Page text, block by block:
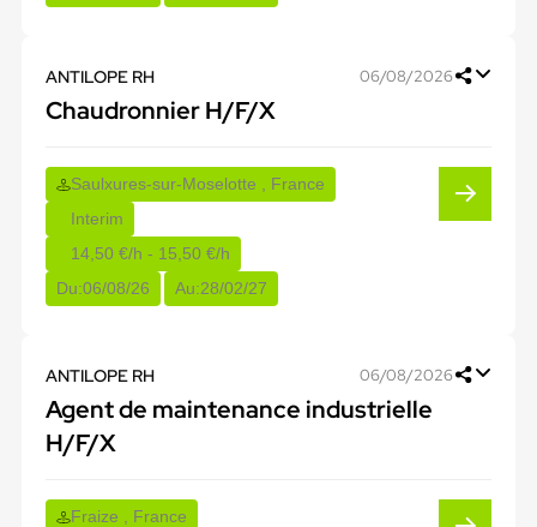
ANTILOPE RH 06/08/2026
Chaudronnier H/F/X
Saulxures-sur-Moselotte , France
Interim
14,50 €/h - 15,50 €/h
Du:06/08/26 Au:28/02/27
ANTILOPE RH 06/08/2026
Agent de maintenance industrielle
H/F/X
Fraize , France